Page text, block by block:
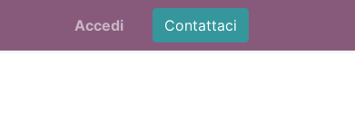
Accedi Contattaci